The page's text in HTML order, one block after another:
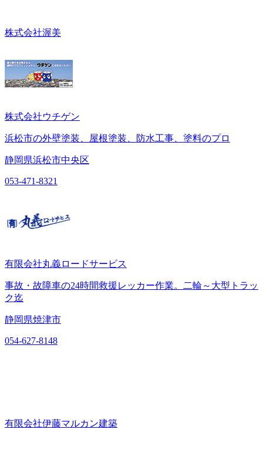
株式会社渥美
株式会社ウチゲン
浜松市の外壁塗装、屋根塗装、防水工事、塗料のプロ
静岡県浜松市中央区
053-471-8321
有限会社丸義ロードサービス
事故・故障車の24時間救援レッカー作業。二輪～大型トラッ
ク迄
静岡県焼津市
054-627-8148
有限会社伊藤マルカン建築